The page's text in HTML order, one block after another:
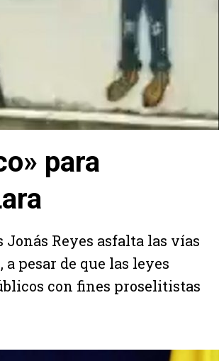
para
Reyes asfalta las vías
pesar de que las leyes
con fines proselitistas